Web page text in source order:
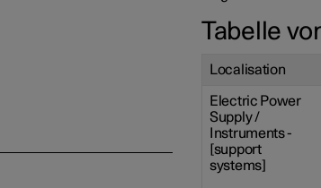
Tabelle
Localisation
Electric Power
Supply /
Instruments -
[support
systems]